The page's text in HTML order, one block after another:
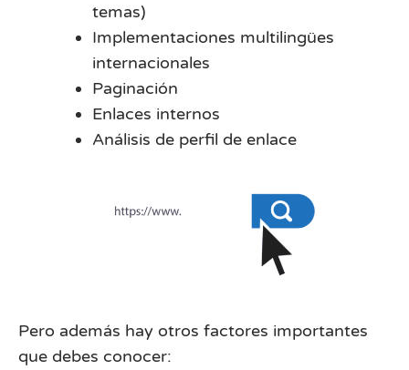
temas)
Implementaciones multilingües
internacionales
Paginación
Enlaces internos
Análisis de perfil de enlace
Pero además hay otros factores importantes
que debes conocer: